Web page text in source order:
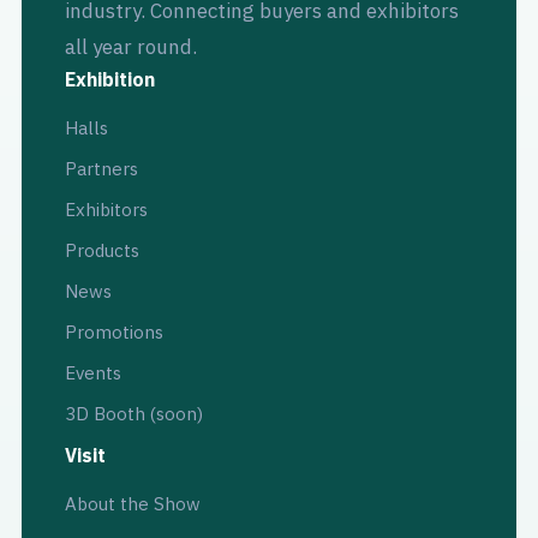
industry. Connecting buyers and exhibitors
all year round.
Exhibition
Halls
Partners
Exhibitors
Products
News
Promotions
Events
3D Booth (soon)
Visit
About the Show